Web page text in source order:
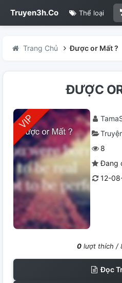
Truyen3h.Co Thể loại
Trang Chủ Được or Mất ?
ĐƯỢC
8
Đang
12-
0lượt thích /
Đọc